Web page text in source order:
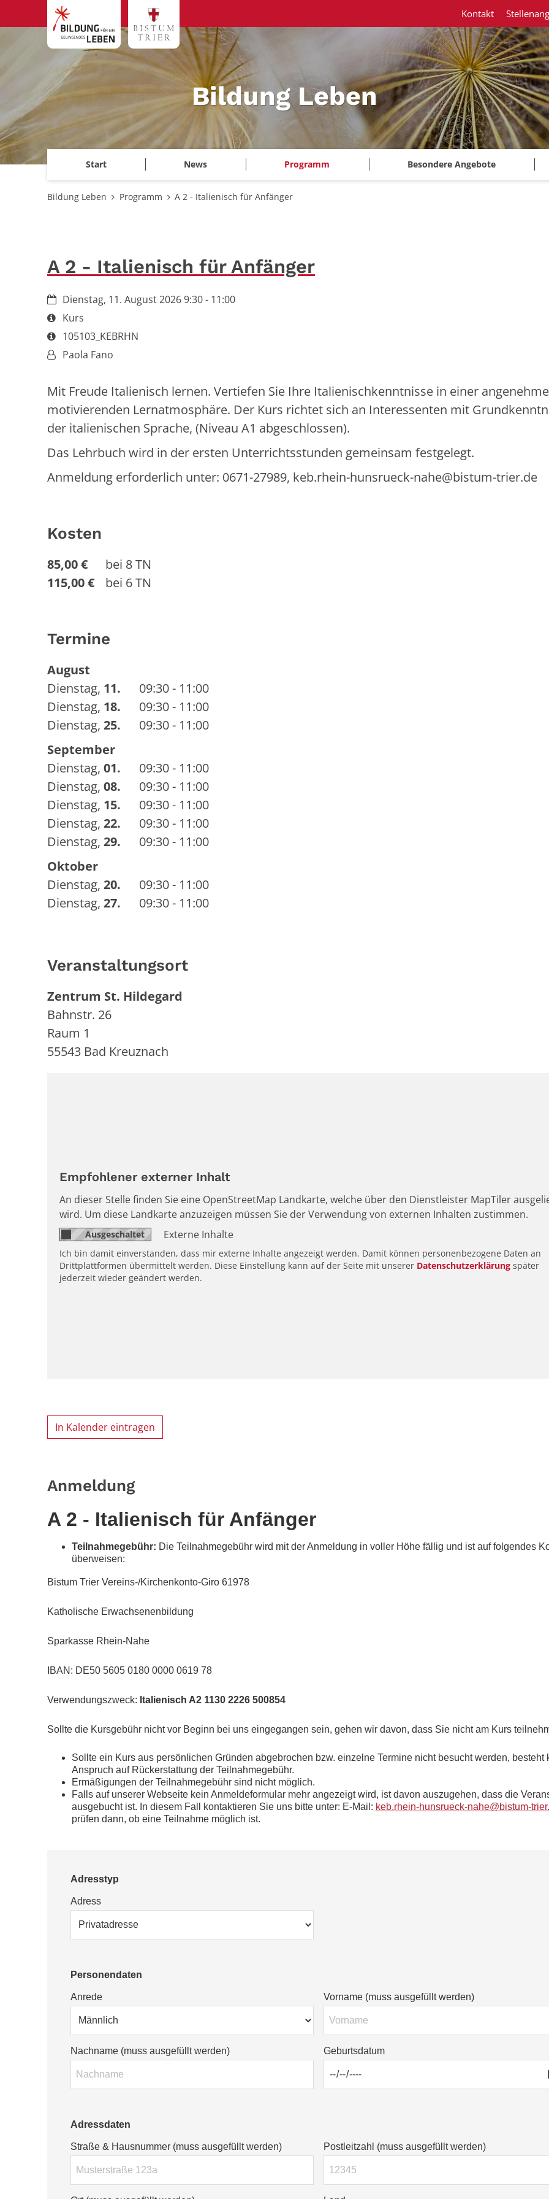
Zum Inhalt springen
Bildung Leben
Start News Programm Besondere Angebote
Kontakt
Bildung Leben Programm A 2 - Italienisch für Anfänger
A 2 - Italienisch für Anfänger
Datum:Dienstag, 11. August 2026 9:30 - 11:00
Art bzw. Nummer:
Kurs
Art bzw. Nummer:
105103_KEBRHN
Von:Paola Fano
Mit Freude Italienisch lernen. Vertiefen Sie Ihre Italienischkenntnisse in einer
motivierenden Lernatmosphäre. Der Kurs richtet sich an Interessenten mit
der italienischen Sprache, (Niveau A1 abgeschlossen).
Das Lehrbuch wird in der ersten Unterrichtsstunden gemeinsam festgelegt.
Anmeldung erforderlich unter: 0671-27989, keb.rhein-hunsrueck-nahe@bistum-trier.de
Kosten
85,00 €
bei 8 TN
115,00 €
bei 6 TN
Termine
August
Dienstag, 11.
09:30 - 11:00
Dienstag, 18.
09:30 - 11:00
Dienstag, 25.
09:30 - 11:00
September
Dienstag, 01.
09:30 - 11:00
Dienstag, 08.
09:30 - 11:00
Dienstag, 15.
09:30 - 11:00
Dienstag, 22.
09:30 - 11:00
Dienstag, 29.
09:30 - 11:00
Oktober
Dienstag, 20.
09:30 - 11:00
Dienstag, 27. 09:30 - 11:00
Veranstaltungsort
Zentrum St. Hildegard
Bahnstr. 26
Raum 1
55543 Bad Kreuznach
Empfohlener externer Inhalt
An dieser Stelle finden Sie eine OpenStreetMap Landkarte, welche über den Dienstleister MapTiler
wird. Um diese Landkarte anzuzeigen müssen Sie der Verwendung von externen Inhalten zustimmen.
Externe Inhalte
Ich bin damit einverstanden, dass mir externe Inhalte angezeigt werden. Damit können personenbezogene Daten an
Drittplattformen übermittelt werden. Diese Einstellung kann auf der Seite mit unserer Datenschutzerklärung später
jederzeit wieder geändert werden.
In Kalender eintragen
Anmeldung